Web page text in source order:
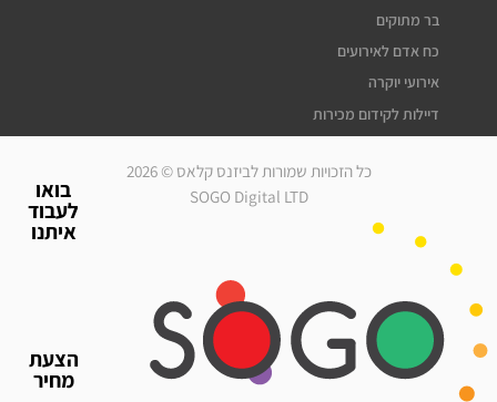
הצעת
מחיר
בואו
לעבוד
איתנו
בר מתוקים
כח אדם לאירועים
אירועי יוקרה
דיילות לקידום מכירות
מלצרים לאירועים
עוזרי הפקה
גיוס עובדים זמניים
כח אדם לאירועים
כל הזכויות שמורות לביזנס קלאס © 2026
SOGO Digital LTD